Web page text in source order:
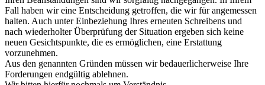
Fall haben wir eine Entscheidung getroffen, die wir für angemessen
halten. Auch unter Einbeziehung Ihres erneuten Schreibens und
nach wiederholter Überprüfung der Situation ergeben sich keine
neuen Gesichtspunkte, die es ermöglichen, eine Erstattung
vorzunehmen.
Aus den genannten Gründen müssen wir bedauerlicherweise Ihre
Forderungen endgültig ablehnen.